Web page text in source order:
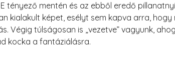
tényező mentén és az ebből eredő
kialakult képet, esélyt sem kapva arra, hogy
Végig túlságosan is „vezetve” vagyunk,
kocka a fantáziálásra.